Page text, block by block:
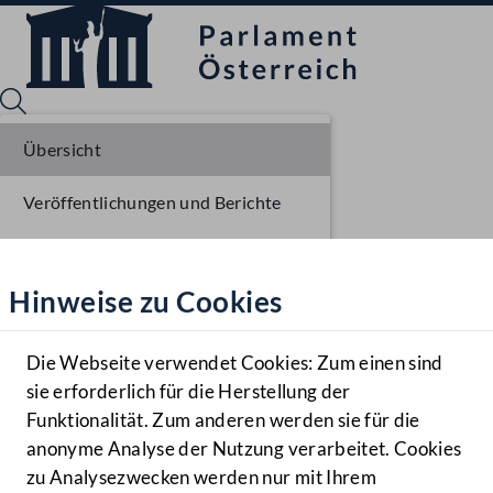
Hilfe
Benutzer
Navigationsmenü öffnen
MENÜ
Hinweise zu Cookies
Die Webseite verwendet Cookies: Zum einen sind
sie erforderlich für die Herstellung der
Funktionalität. Zum anderen werden sie für die
anonyme Analyse der Nutzung verarbeitet. Cookies
zu Analysezwecken werden nur mit Ihrem
Übersicht
Veröffentlichungen und Berichte
Parlamentarisches Verfahren